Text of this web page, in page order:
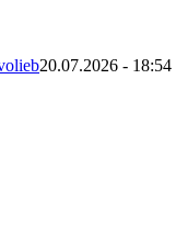
20.07.2026 - 18:54